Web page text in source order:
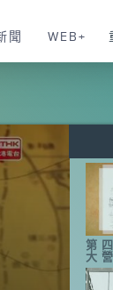
聞 WEB+
第
大